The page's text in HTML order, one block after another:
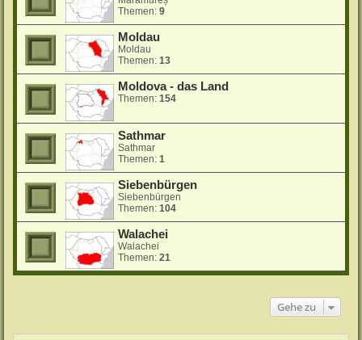
Themen: 9
Moldau
Moldau
Themen: 13
Moldova - das Land
Themen: 154
Sathmar
Sathmar
Themen: 1
Siebenbürgen
Siebenbürgen
Themen: 104
Walachei
Walachei
Themen: 21
Gehe zu